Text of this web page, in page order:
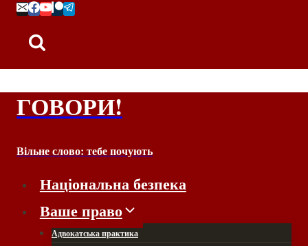
Перейти
вмісту
ГОВОРИ!
Вільне слово: тебе почують
Національна безпека
Ваше право
Адвокатська практика